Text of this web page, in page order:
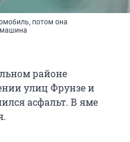
потом она
районе
улиц Фрунзе и
асфальт. В яме